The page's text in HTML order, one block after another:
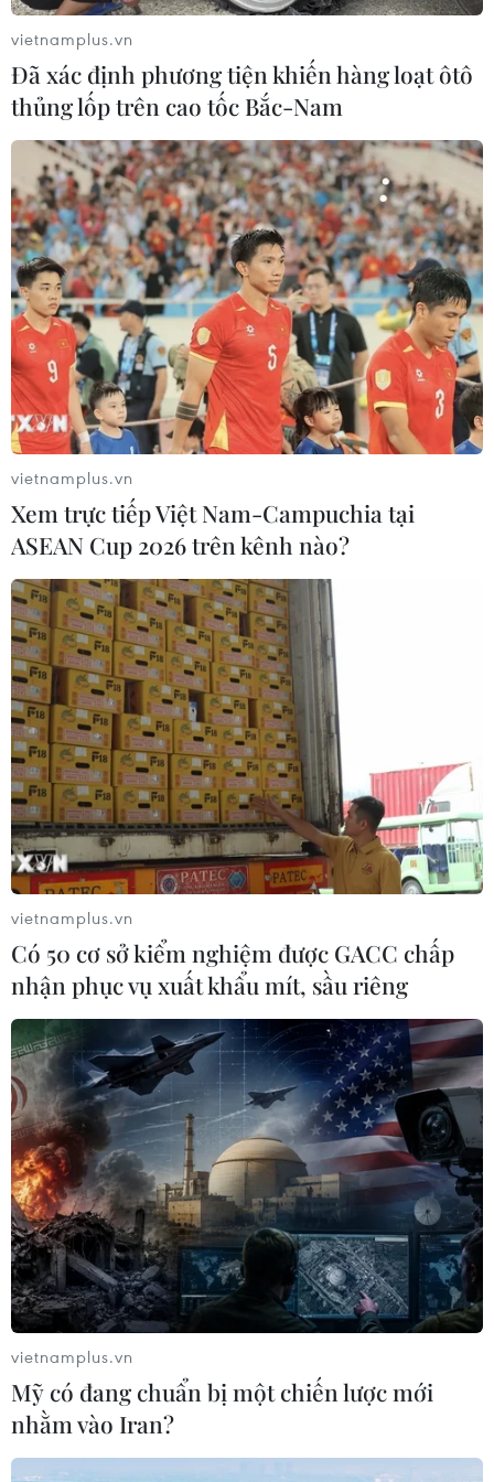
Tri ân các anh hùng liệt sỹ Việt Nam trên
đất nước Campuchia
24/03/2019 14:01
Trung tâm Giáo dục Truyền thống và Lịch sử (Hội Khoa
học Tâm lý Giáo dục Việt Nam) đã tổ chức chuyến đi tri
ân các anh hùng liệt sỹ tại tỉnh Tây Ninh và thăm Vương
quốc Campuchia.
vietnamplus.vn
Đã xác định phương tiện khiến hàng loạt ôtô
thủng lốp trên cao tốc Bắc-Nam
vietnamplus.vn
Xem trực tiếp Việt Nam-Campuchia tại
ASEAN Cup 2026 trên kênh nào?
vietnamplus.vn
Có 50 cơ sở kiểm nghiệm được GACC chấp
nhận phục vụ xuất khẩu mít, sầu riêng
vietnamplus.vn
Mỹ có đang chuẩn bị một chiến lược mới
nhằm vào Iran?